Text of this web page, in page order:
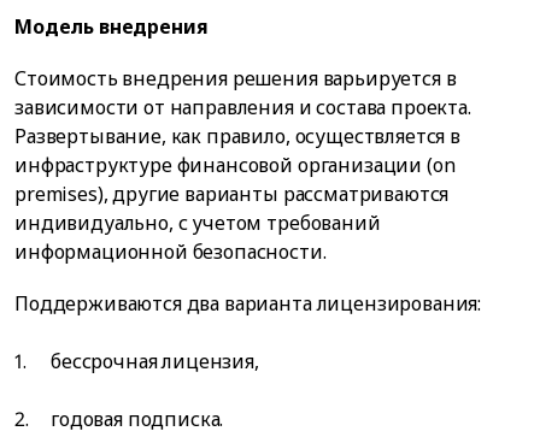
Модель внедрения
Стоимость внедрения решения варьируется в
зависимости от направления и состава проекта.
Развертывание, как правило, осуществляется в
инфраструктуре финансовой организации (on
premises), другие варианты рассматриваются
индивидуально, с учетом требований
информационной безопасности.
Поддерживаются два варианта лицензирования:
бессрочная лицензия,
годовая подписка.